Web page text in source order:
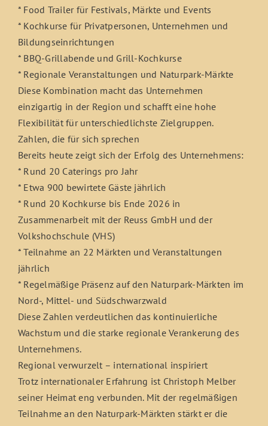
* Food Trailer für Festivals, Märkte und Events
* Kochkurse für Privatpersonen, Unternehmen und
Bildungseinrichtungen
* BBQ-Grillabende und Grill-Kochkurse
* Regionale Veranstaltungen und Naturpark-Märkte
Diese Kombination macht das Unternehmen
einzigartig in der Region und schafft eine hohe
Flexibilität für unterschiedlichste Zielgruppen.
Zahlen, die für sich sprechen
Bereits heute zeigt sich der Erfolg des Unternehmens:
* Rund 20 Caterings pro Jahr
* Etwa 900 bewirtete Gäste jährlich
* Rund 20 Kochkurse bis Ende 2026 in
Zusammenarbeit mit der Reuss GmbH und der
Volkshochschule (VHS)
* Teilnahme an 22 Märkten und Veranstaltungen
jährlich
* Regelmäßige Präsenz auf den Naturpark-Märkten im
Nord-, Mittel- und Südschwarzwald
Diese Zahlen verdeutlichen das kontinuierliche
Wachstum und die starke regionale Verankerung des
Unternehmens.
Regional verwurzelt – international inspiriert
Trotz internationaler Erfahrung ist Christoph Melber
seiner Heimat eng verbunden. Mit der regelmäßigen
Teilnahme an den Naturpark-Märkten stärkt er die